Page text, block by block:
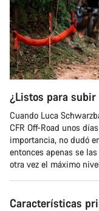
¿Listos para subir
Cuando Luca
CFR Off-Road unos
importancia, no dudó
entonces apenas se
otra vez el máximo
Características